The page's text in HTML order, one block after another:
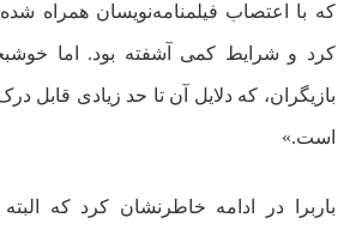
که با اعتصاب فیلمنامه‌نویسان همراه شده
کرد و شرایط کمی آشفته بود. اما
بازیگران، که دلایل آن تا حد زیادی قابل
است.»
باربرا در ادامه خاطرنشان کرد که